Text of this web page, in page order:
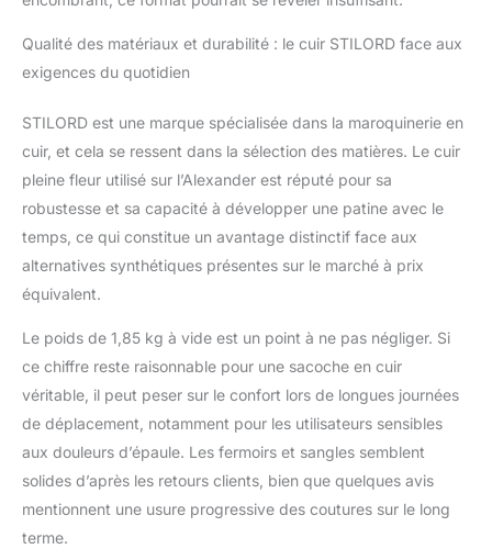
Dimensions: 40 x 32 x
grammes | Matière: cuir
STILORD |
Compatibilité:
compartiment principal
séparé et adapté pour
ordinateurs portables
Qualité des matériaux et durabilité : le cuir STILORD face aux
exigences du quotidien
STILORD est une marque spécialisée dans la maroquinerie en
cuir, et cela se ressent dans la sélection des matières. Le cuir
pleine fleur utilisé sur l’Alexander est réputé pour sa
robustesse et sa capacité à développer une patine avec le
temps, ce qui constitue un avantage distinctif face aux
alternatives synthétiques présentes sur le marché à prix
équivalent.
Le poids de 1,85 kg à vide est un point à ne pas négliger. Si
ce chiffre reste raisonnable pour une sacoche en cuir
véritable, il peut peser sur le confort lors de longues journées
de déplacement, notamment pour les utilisateurs sensibles
aux douleurs d’épaule. Les fermoirs et sangles semblent
solides d’après les retours clients, bien que quelques avis
mentionnent une usure progressive des coutures sur le long
terme.